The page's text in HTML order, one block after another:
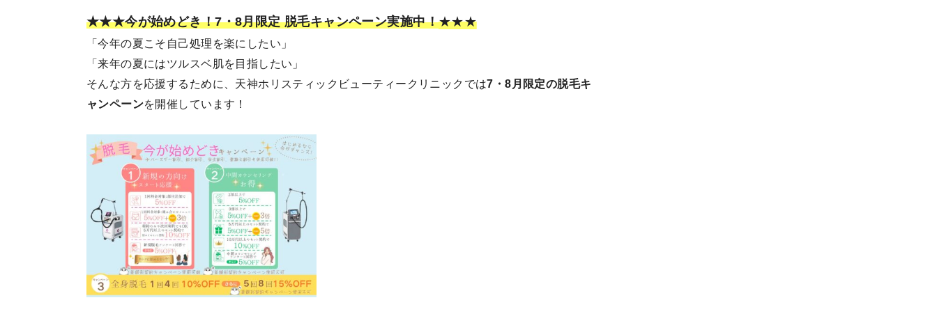
★★★今が始めどき！7・8月限定 脱毛キャンペーン実施中！★★★
「今年の夏こそ自己処理を楽にしたい」
「来年の夏にはツルスベ肌を目指したい」
そんな方を応援するために、天神ホリスティックビューティークリニックでは7・8月限定の脱毛キ
ャンペーンを開催しています！